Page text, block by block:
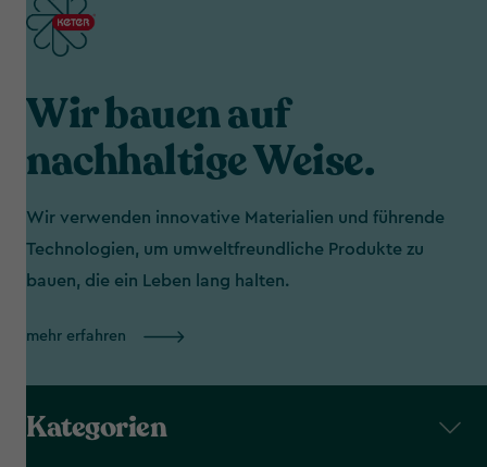
Wir bauen auf
nachhaltige Weise.
Wir verwenden innovative Materialien und führende
Technologien, um umweltfreundliche Produkte zu
bauen, die ein Leben lang halten.
mehr erfahren
Kategorien